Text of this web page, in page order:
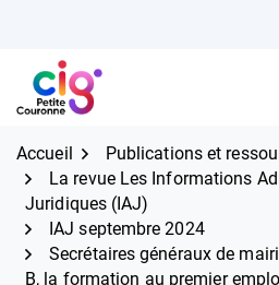
contenu
CIG Petite Couronne
Expertise et
Accueil
Publications et
La revue Les Informations
Juridiques (IAJ)
IAJ septembre 2024
Secrétaires généraux de
B, la formation au premier